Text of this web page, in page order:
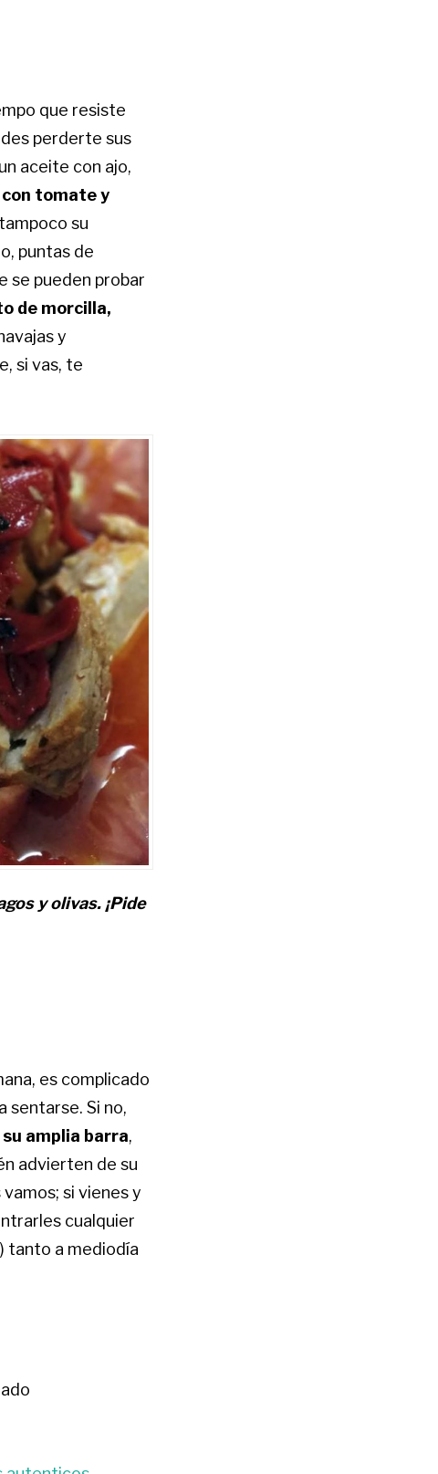
que resiste
perderte sus
aceite con ajo,
tomate y
su
puntas de
se pueden probar
de morcilla,
y
si vas, te
y olivas. ¡Pide
es complicado
sentarse. Si no,
amplia barra,
advierten de su
si vienes y
cualquier
tanto a mediodía